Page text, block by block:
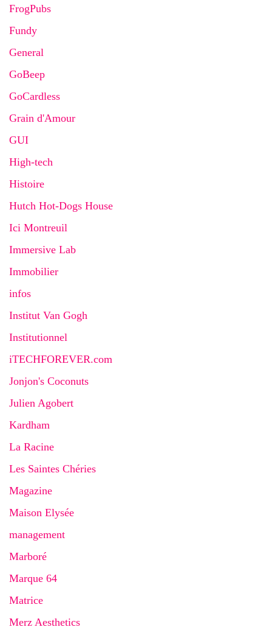
FrogPubs
Fundy
General
GoBeep
GoCardless
Grain d'Amour
GUI
High-tech
Histoire
Hutch Hot-Dogs House
Ici Montreuil
Immersive Lab
Immobilier
infos
Institut Van Gogh
Institutionnel
iTECHFOREVER.com
Jonjon's Coconuts
Julien Agobert
Kardham
La Racine
Les Saintes Chéries
Magazine
Maison Elysée
management
Marboré
Marque 64
Matrice
Merz Aesthetics